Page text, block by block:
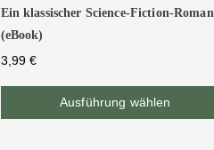
Ein klassischer Science-Fiction-Roman
(eBook)
3,99€
Ausführung wählen